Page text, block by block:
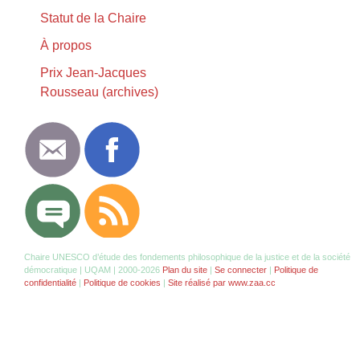
Statut de la Chaire
À propos
Prix Jean-Jacques
Rousseau (archives)
Chaire UNESCO d’étude des fondements philosophique de la justice et de la société
démocratique | UQAM | 2000-2026 Plan du site | Se connecter | Politique de
confidentialité | Politique de cookies | Site réalisé par www.zaa.cc